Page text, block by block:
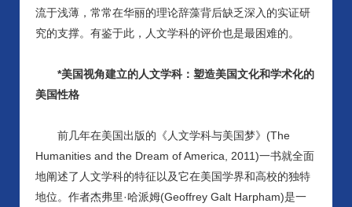
流于浅薄，常常在华丽的理论辞藻背后缺乏深入的实证研
究的支撑。有鉴于此，人文学科的评价也是最困难的。
*美国视角建立的人文学科：塑造美国文化和学术化的
美国性格
前几年在美国出版的《人文学科与美国梦》 (The
Humanities and the Dream of America, 2011)一书就全面
地阐述了人文学科的特征以及它在美国学界和高校的独特
地位。作者杰弗里·哈派姆(Geoffrey Galt Harpham)是一